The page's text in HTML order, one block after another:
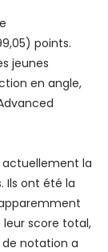
points.
jeunes
en angle,
la
Ils ont été la
score total,
de notation a